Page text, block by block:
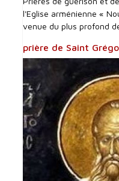
l'Eglise arménienne «
venue du plus profond
prière de Saint